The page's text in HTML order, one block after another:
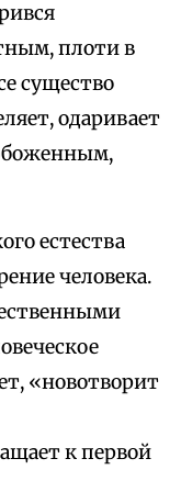
плоти в
существо
одаривает
естества
человека.
«новотворит
к первой